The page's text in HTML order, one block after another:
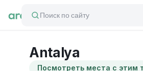
Поиск по сайту
Antalya
Посмотреть места с этим